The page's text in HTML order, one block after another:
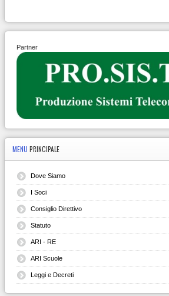
Partner
MENU PRINCIPALE
Dove Siamo
I Soci
Consiglio Direttivo
Statuto
ARI - RE
ARI Scuole
Leggi e Decreti